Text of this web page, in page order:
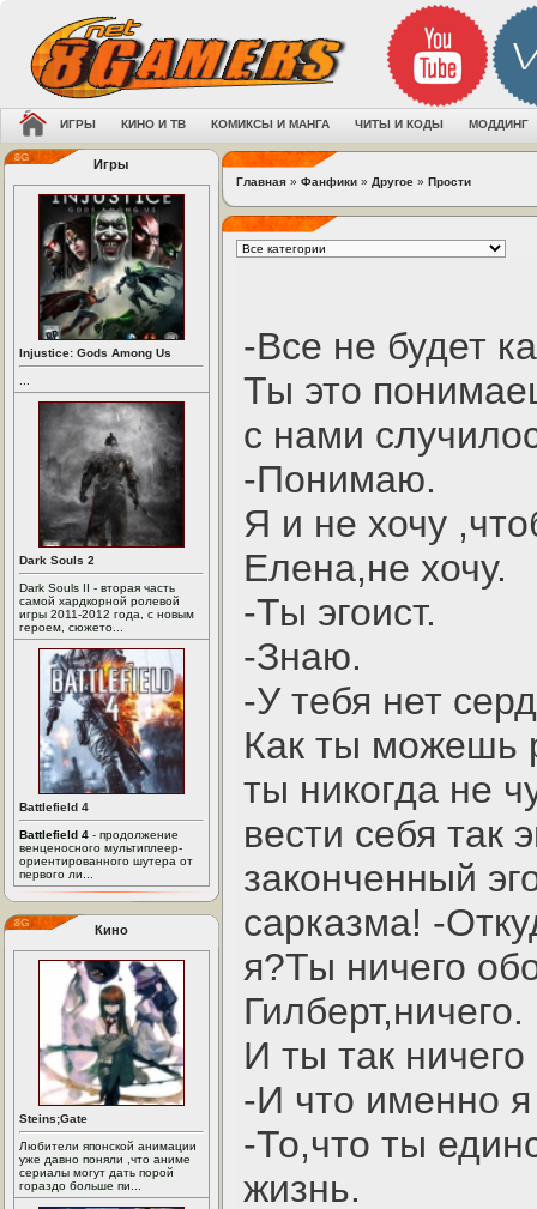
ИГРЫ КИНО И ТВ КОМИКСЫ И МАНГА ЧИТЫ И КОДЫ МОДДИНГ
Игры
Injustice: Gods Among Us
Dark Souls 2
Dark Souls II - вторая часть
самой хардкорной ролевой
игры 2011-2012 года, с новым
героем, сюжето...
Battlefield 4
Battlefield 4 - продолжение
венценосного мультиплеер-
ориентированного шутера от
первого ли...
Кино
Steins;Gate
Любители японской анимации
уже давно поняли ,что аниме
сериалы могут дать порой
гораздо больше пи...
Главная » Фанфики » Другое » Прости
-Все не будет
Ты это
с нами
-Понимаю.
Я и не хочу
Елена,не хочу.
-Ты эгоист.
-Знаю.
-У тебя нет
Как ты можешь
ты никогда не
вести себя так
законченный
сарказма! -
я?Ты ничего
Гилберт,ничего.
И ты так
-И что именно
-То,что ты
жизнь.